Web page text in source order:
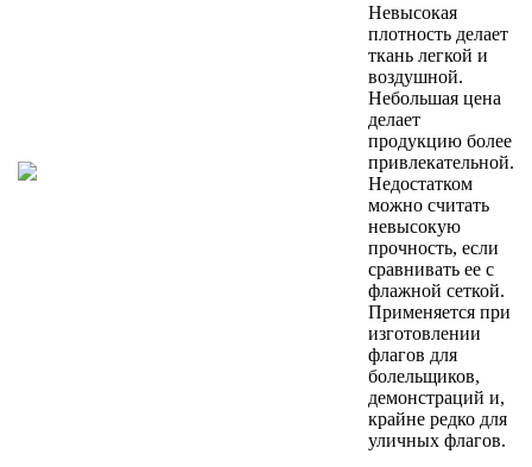
Невысокая
плотность делает
ткань легкой и
воздушной.
Небольшая цена
делает
продукцию более
привлекательной.
Недостатком
можно считать
невысокую
прочность, если
сравнивать ее с
флажной сеткой.
Применяется при
изготовлении
флагов для
болельщиков,
демонстраций и,
крайне редко для
уличных флагов.